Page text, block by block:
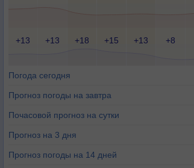
+13 +13 +18 +15 +13 +8
Погода сегодня
Прогноз погоды на завтра
Почасовой прогноз на сутки
Прогноз на 3 дня
Прогноз погоды на 14 дней